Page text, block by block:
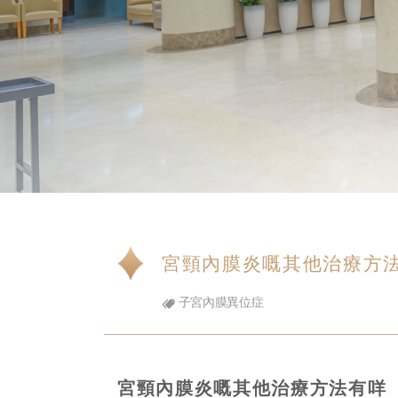
宮頸內膜炎嘅其他治療方
子宮內膜異位症
宮頸內膜炎嘅其他治療方法有咩